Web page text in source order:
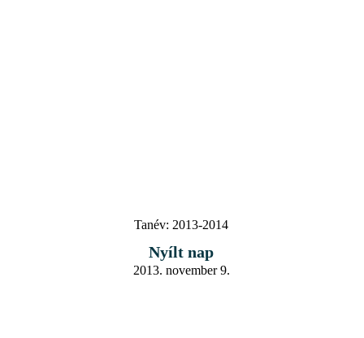
Tanév: 2013-2014
Nyílt nap
2013. november 9.